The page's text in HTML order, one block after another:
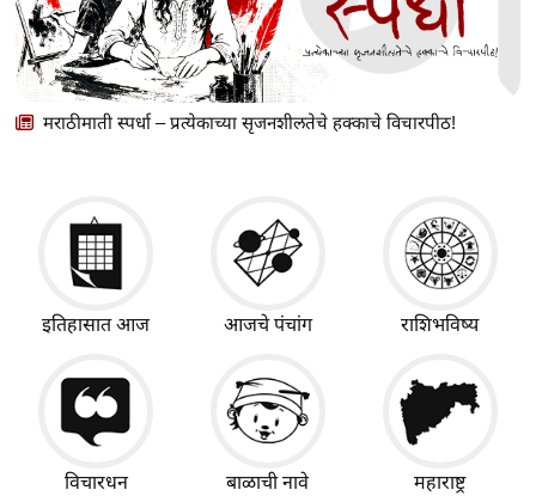
मराठीमाती स्पर्धा – प्रत्येकाच्या सृजनशीलतेचे हक्काचे विचारपीठ!
इतिहासात आज आजचे पंचांग राशिभविष्य
विचारधन बाळाची नावे महाराष्ट्र